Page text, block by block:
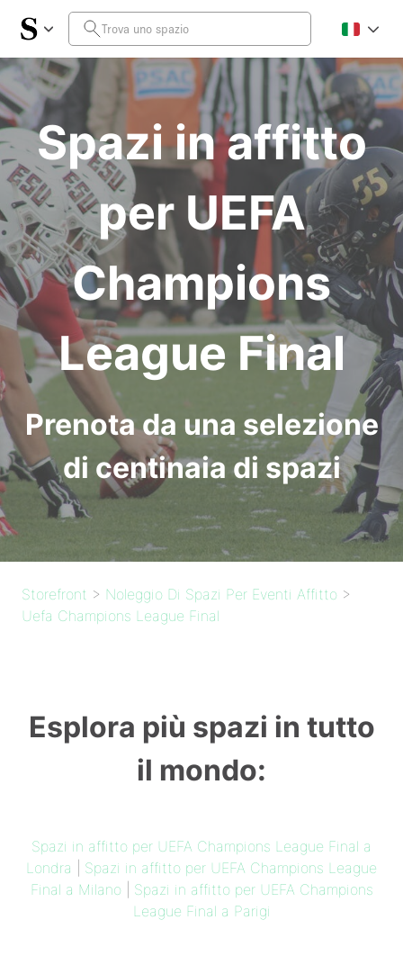
Spazi in affitto
per UEFA
Champions
League Final
Prenota da una selezione
di centinaia di spazi
Storefront > Noleggio Di Spazi Per Eventi Affitto >
Uefa Champions League Final
Esplora più spazi in tutto
il mondo:
Spazi in affitto per UEFA Champions League Final a
Londra
Spazi in affitto per UEFA Champions League
Final a Milano| Spazi in affitto per UEFA Champions
League Final a Parigi